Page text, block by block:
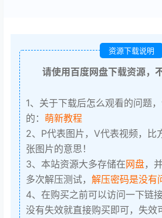
资源下载说明
请使用百度网盘下载资源，
1、关于下载后怎么观看的问题
的： 萌新教程
2、P代表图片，V代表视频，比
张图片的意思！
3、本站资源大多存储在网盘，
多次解压测试， 解压密码是没有
4、在购买之前可以访问一下链
没有失效就直接购买即可，失效